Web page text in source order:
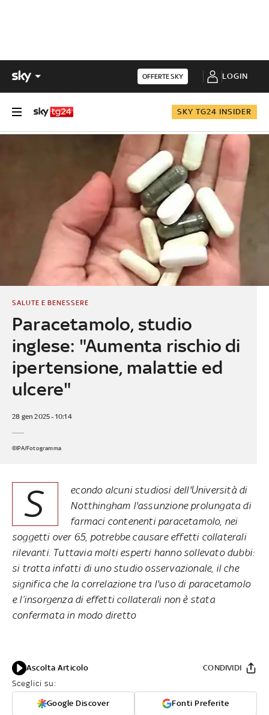
OFFERTE SKY LOGIN
SKY TG24 INSIDER
Paracetamolo, studio
inglese: "Aumenta rischio di
ipertensione, malattie ed
ulcere"
SALUTE E BENESSERE
28 gen 2025 - 10:14
©IPA/Fotogramma
S
econdo alcuni studiosi dell'Università di
Notthingham l'assunzione prolungata di
farmaci contenenti paracetamolo, nei
soggetti over 65, potrebbe causare effetti collaterali
rilevanti. Tuttavia molti esperti hanno sollevato dubbi:
si tratta infatti di uno studio osservazionale, il che
significa che la correlazione tra l'uso di paracetamolo
e l’insorgenza di effetti collaterali non è stata
confermata in modo diretto
Ascolta Articolo
Sceglici su:
Google Discover Fonti Preferite
CONDIVIDI